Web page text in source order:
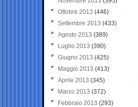
Ottobre 2013 (446)
Settembre 2013 (433)
Agosto 2013 (389)
Luglio 2013 (390)
Giugno 2013 (425)
Maggio 2013 (413)
Aprile 2013 (345)
Marzo 2013 (372)
Febbraio 2013 (293)